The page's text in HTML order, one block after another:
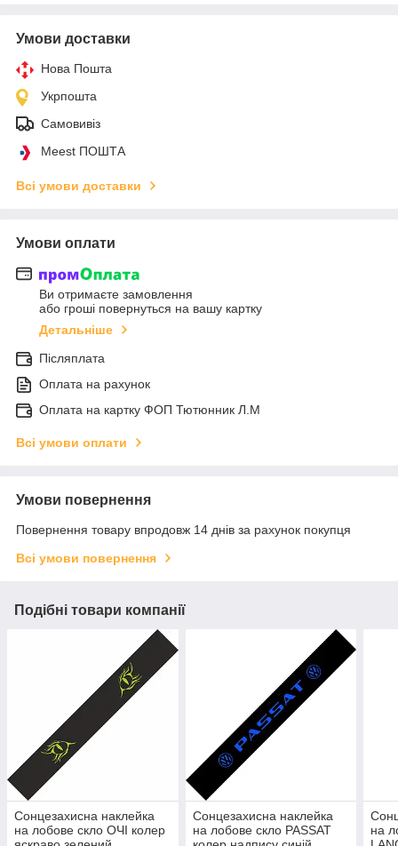
Умови доставки
Нова Пошта
Укрпошта
Самовивіз
Meest ПОШТА
Всі умови доставки
Умови оплати
Ви отримаєте замовлення
або гроші повернуться на вашу картку
Детальніше
Післяплата
Оплата на рахунок
Оплата на картку ФОП Тютюнник Л.М
Всі умови оплати
Умови повернення
Повернення товару впродовж 14 днів за рахунок покупця
Всі умови повернення
Подібні товари компанії
Сонцезахисна наклейка
на лобове скло ОЧІ колер
Сонцезахисна наклейка
на лобове скло PASSAT
на